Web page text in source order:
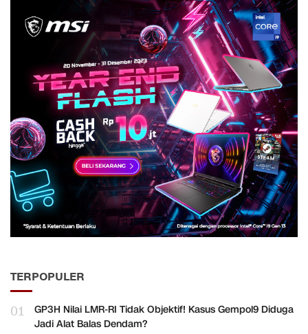
TERPOPULER
01
GP3H Nilai LMR-RI Tidak Objektif! Kasus Gempol9 Diduga
Jadi Alat Balas Dendam?